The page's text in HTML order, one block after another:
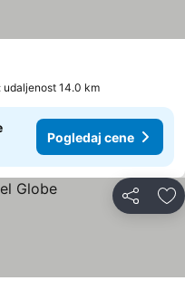
udaljenost 14.0 km
Pogledaj cene
Deli